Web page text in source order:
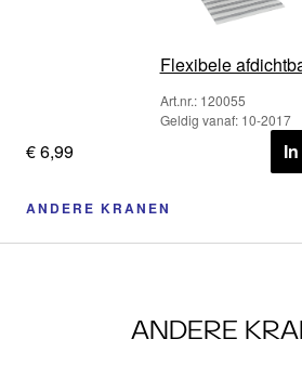
Flexibele
Art.nr.: 120055
Geldig vanaf: 10-2017
€ 6,99
ANDERE KRANEN
ANDERE